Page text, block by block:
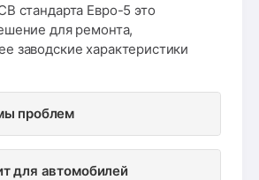
стандарта Евро-5 это
для ремонта,
заводские характеристики
проблем
для автомобилей